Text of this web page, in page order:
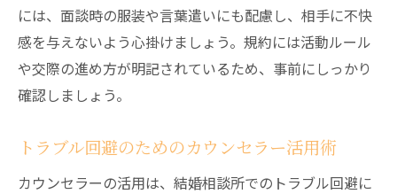
には、面談時の服装や言葉遣いにも配慮し、相手に不快
感を与えないよう心掛けましょう。規約には活動ルール
や交際の進め方が明記されているため、事前にしっかり
確認しましょう。
トラブル回避のためのカウンセラー活用術
カウンセラーの活用は、結婚相談所でのトラブル回避に